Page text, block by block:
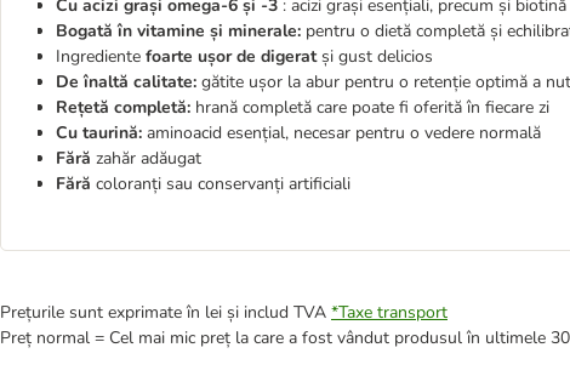
Cu acizi grași omega-6 și -3 : acizi grași esențiali, precum și
Bogată în vitamine și minerale: pentru o dietă completă și
Ingrediente foarte ușor de digeratși gust delicios
De înaltă calitate: gătite ușor la abur pentru o retenție optimă a
Rețetă completă: hrană completă care poate fi oferită în fiecare zi
Cu taurină: aminoacid esențial, necesar pentru o vedere normală
Fără zahăr adăugat
Fără coloranți sau conservanți artificiali
Prețurile sunt exprimate în lei și includ TVA *Taxe transport
Preț normal = Cel mai mic preț la care a fost vândut produsul în ultimele